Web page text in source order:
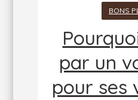
BONS
par un
pour ses